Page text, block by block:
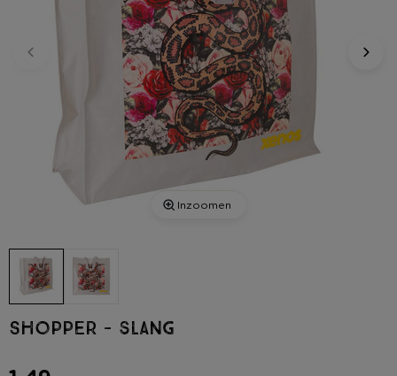
Inzoomen
Shopper - slang